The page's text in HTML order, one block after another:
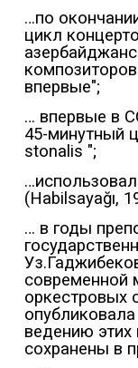
…по
цикл
впервые";
… впервые в
45-минутный
stonalis ";
(Habilsayağı,
… в годы
современной
оркестровых
ведению этих
сохранены в